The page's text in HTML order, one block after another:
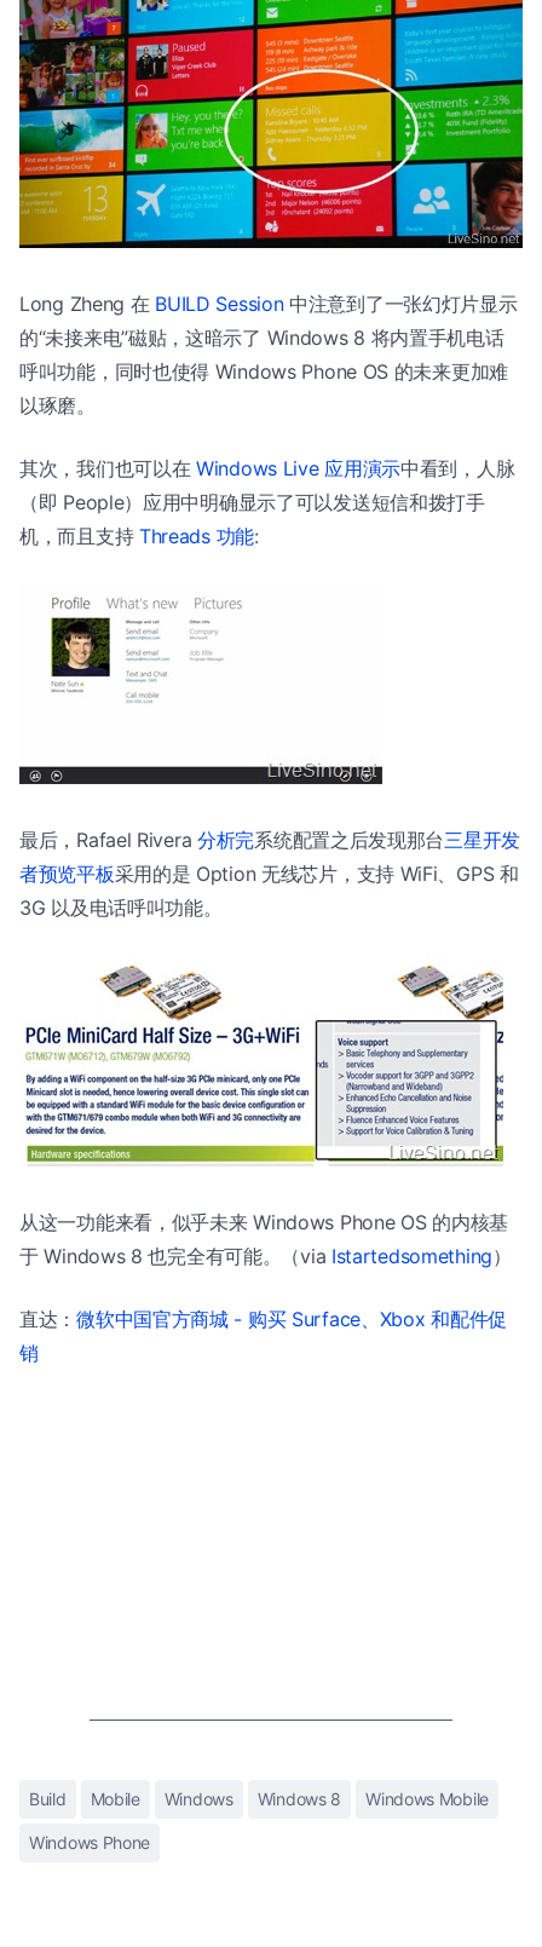
Long Zheng 在 BUILD Session中注意到了一张幻灯片显示
的“未接来电”磁贴，这暗示了 Windows 8 将内置手机电话
呼叫功能，同时也使得 Windows Phone OS 的未来更加难
以琢磨。
其次，我们也可以在Windows Live 应用演示中看到，人脉
（即 People）应用中明确显示了可以发送短信和拨打手
机，而且支持 Threads 功能:
最后，Rafael Rivera 分析完系统配置之后发现那台三星开发
者预览平板采用的是 Option 无线芯片，支持 WiFi、GPS 和
3G 以及电话呼叫功能。
从这一功能来看，似乎未来 Windows Phone OS 的内核基
于 Windows 8 也完全有可能。（via Istartedsomething）
直达：微软中国官方商城 - 购买 Surface、Xbox 和配件促
销
Build Mobile Windows Windows 8 Windows Mobile
Windows Phone